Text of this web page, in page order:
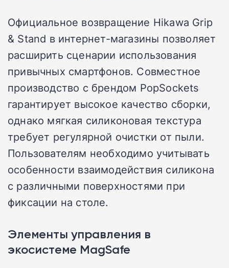
Официальное возвращение Hikawa Grip
& Stand в интернет-магазины позволяет
расширить сценарии использования
привычных смартфонов. Совместное
производство с брендом PopSockets
гарантирует высокое качество сборки,
однако мягкая силиконовая текстура
требует регулярной очистки от пыли.
Пользователям необходимо учитывать
особенности взаимодействия силикона
с различными поверхностями при
фиксации на столе.
Элементы управления в
экосистеме MagSafe